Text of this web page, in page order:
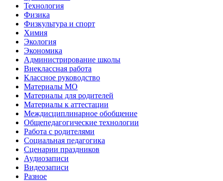
Технология
Физика
Физкультура и спорт
Химия
Экология
Экономика
Администрирование школы
Внеклассная работа
Классное руководство
Материалы МО
Материалы для родителей
Материалы к аттестации
Междисциплинарное обобщение
Общепедагогические технологии
Работа с родителями
Социальная педагогика
Сценарии праздников
Аудиозаписи
Видеозаписи
Разное